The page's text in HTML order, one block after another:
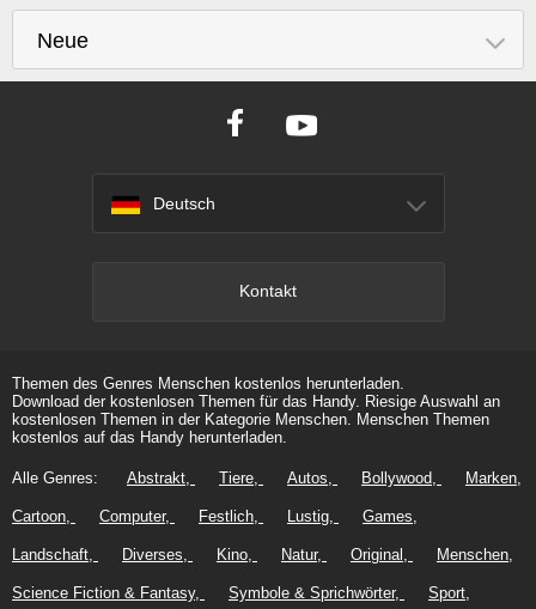
Neue
Deutsch
Kontakt
Themen des Genres Menschen kostenlos herunterladen.
Download der kostenlosen Themen für das Handy. Riesige Auswahl an
kostenlosen Themen in der Kategorie Menschen. Menschen Themen
kostenlos auf das Handy herunterladen.
Alle Genres: Abstrakt Tiere Autos Bollywood Marken
Cartoon Computer Festlich Lustig Games
Landschaft Diverses Kino Natur Original Menschen
Science Fiction & Fantasy Symbole & Sprichwörter Sport